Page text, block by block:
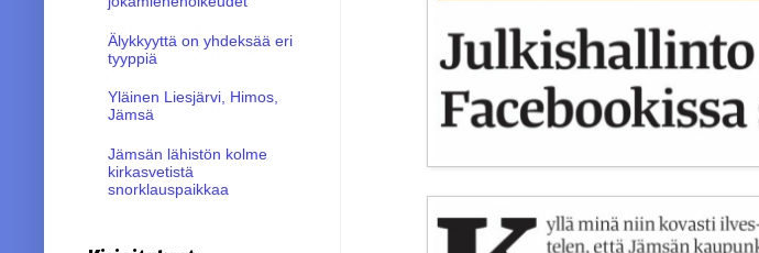
Älykkyyttä on yhdeksää eri
tyyppiä
Yläinen Liesjärvi, Himos,
Jämsä
Jämsän lähistön kolme
kirkasvetistä
snorklauspaikkaa